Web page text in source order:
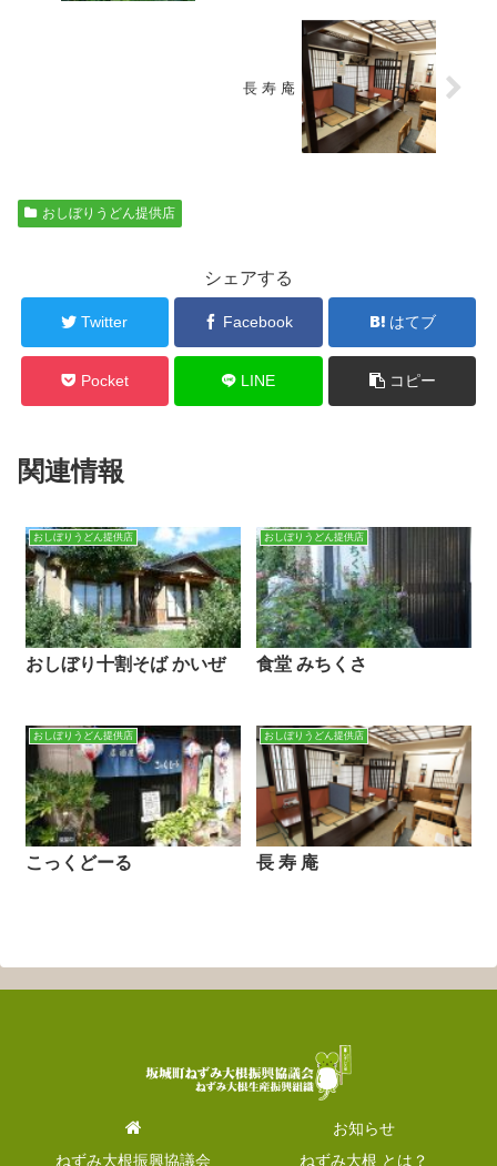
長 寿 庵
おしぼりうどん提供店
シェアする
Twitter Facebook はてブ
Pocket LINE コピー
関連情報
おしぼりうどん提供店
おしぼり十割そば かいぜ
おしぼりうどん提供店
食堂 みちくさ
おしぼりうどん提供店
こっくどーる
おしぼりうどん提供店
長 寿 庵
お知らせ
ねずみ大根振興協議会
ねずみ大根 とは？